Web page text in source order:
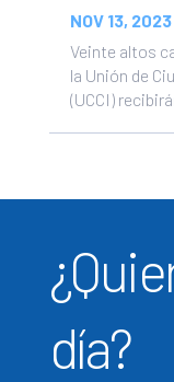
NOV 13, 2023
Veinte altos
la Unión de
(UCCI)
día?